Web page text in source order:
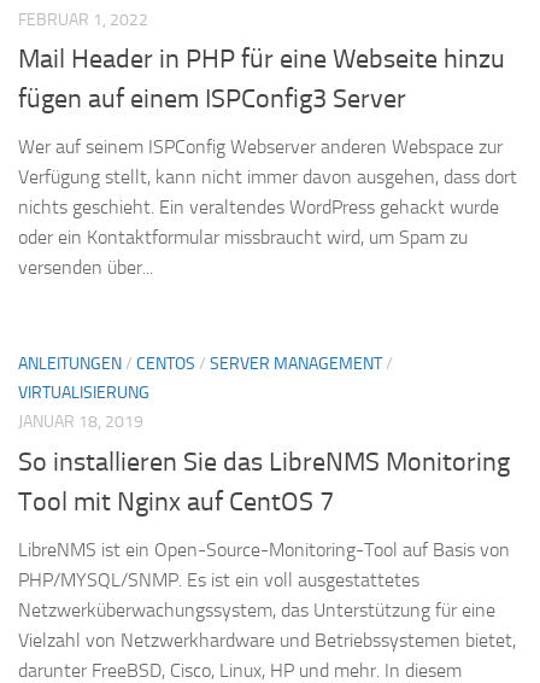
FEBRUAR 1, 2022
Mail Header in PHP für eine Webseite hinzu
fügen auf einem ISPConfig3 Server
Wer auf seinem ISPConfig Webserver anderen Webspace zur
Verfügung stellt, kann nicht immer davon ausgehen, dass dort
nichts geschieht. Ein veraltendes WordPress gehackt wurde
oder ein Kontaktformular missbraucht wird, um Spam zu
versenden über...
ANLEITUNGEN/ CENTOS / SERVER MANAGEMENT/
VIRTUALISIERUNG
JANUAR 18, 2019
So installieren Sie das LibreNMS Monitoring
Tool mit Nginx auf CentOS 7
LibreNMS ist ein Open-Source-Monitoring-Tool auf Basis von
PHP/MYSQL/SNMP. Es ist ein voll ausgestattetes
Netzwerküberwachungssystem, das Unterstützung für eine
Vielzahl von Netzwerkhardware und Betriebssystemen bietet,
darunter FreeBSD, Cisco, Linux, HP und mehr. In diesem